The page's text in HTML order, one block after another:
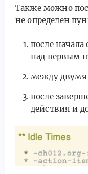
Также можно
не определен
после начала
над первым
между двумя
после
действия и